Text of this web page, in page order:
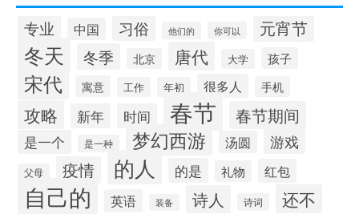
专业 中国 习俗 他们的 你可以 元宵节
冬天 冬季 北京 唐代 大学 孩子
宋代 寓意 工作 年初 很多人 手机
攻略 新年 时间 春节 春节期间
是一个 是一种 梦幻西游 汤圆 游戏
父母 疫情 的人 的是 礼物 红包
自己的 英语 装备 诗人 诗词 还不